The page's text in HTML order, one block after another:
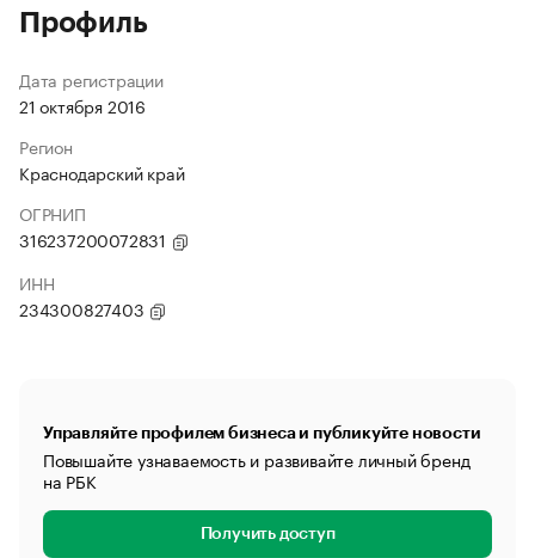
Профиль
Дата регистрации
21 октября 2016
Регион
Краснодарский край
ОГРНИП
316237200072831
ИНН
234300827403
Управляйте профилем бизнеса и публикуйте новости
Повышайте узнаваемость и развивайте личный бренд
на РБК
Получить доступ